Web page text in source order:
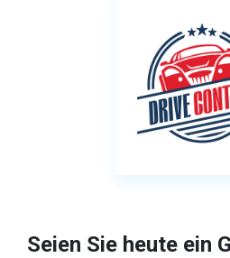
Seien Sie heute ein